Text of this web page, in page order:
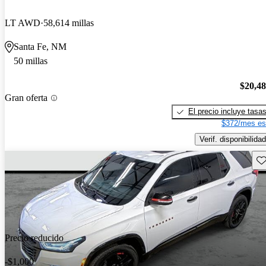
LT AWD 58,614 millas
Santa Fe, NM
50 millas
Gran oferta
El precio incluye tasas
$372/mes
Verif. disponibilidad
Precio reducido
-$1,000